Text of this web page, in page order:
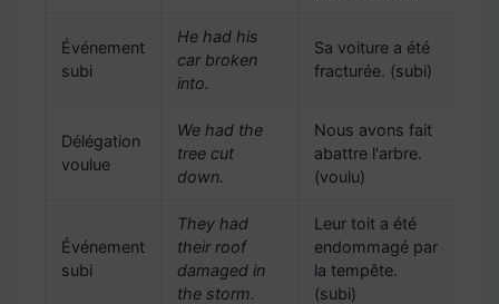
Événement
subi
He had his
car broken
into.
Sa voiture a été
fracturée. (subi)
Délégation
voulue
We had the
tree cut
down.
Nous avons fait
abattre l'arbre.
(voulu)
Événement
subi
They had
their roof
damaged in
the storm.
Leur toit a été
endommagé par
la tempête.
(subi)